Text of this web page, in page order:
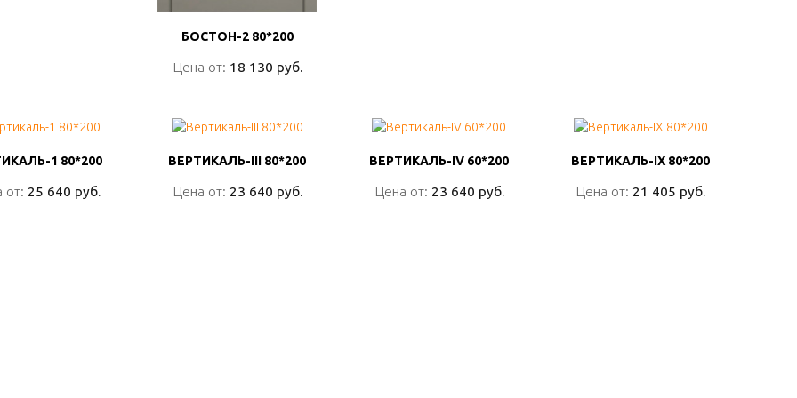
БОСТОН-2 80*200
Цена от: 18 130 руб.
БОСТОН-2 80*200
Цена от: 18 130 руб.
1 80*200
от: 25 640 руб.
1 80*200
от: 25 640 руб.
ВЕРТИКАЛЬ-III 80*200
Цена от: 23 640 руб.
ВЕРТИКАЛЬ-III 80*200
Цена от: 23 640 руб.
ВЕРТИКАЛЬ-IV 60*200
Цена от: 23 640 руб.
ВЕРТИКАЛЬ-IV 60*200
Цена от: 23 640 руб.
ВЕРТИКАЛЬ-IX 80*200
Цена от: 21 405 руб.
ВЕРТИКАЛЬ-IX 80*200
Цена от: 21 405 руб.